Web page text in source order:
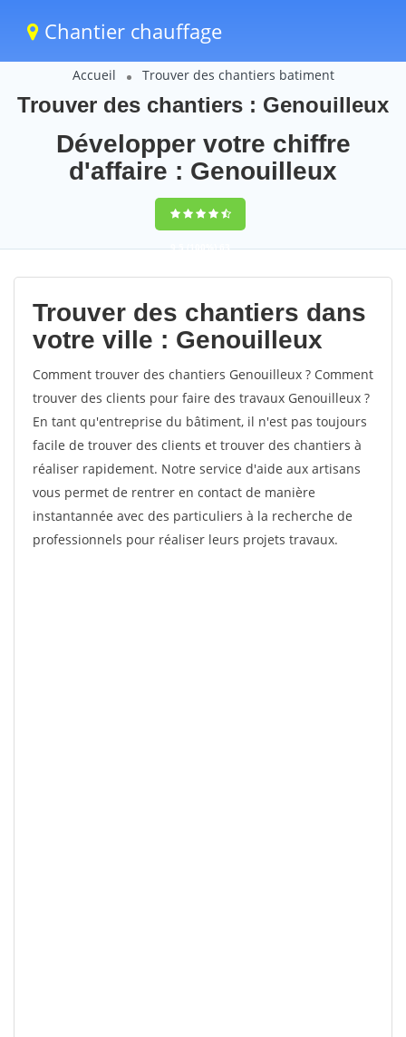
Chantier chauffage
Accueil Trouver des chantiers batiment
Trouver des chantiers : Genouilleux
Développer votre chiffre
d'affaire : Genouilleux
9,5(100%)63
votes
Trouver des chantiers dans
votre ville : Genouilleux
Comment trouver des chantiers Genouilleux ? Comment
trouver des clients pour faire des travaux Genouilleux ?
En tant qu'entreprise du bâtiment, il n'est pas toujours
facile de trouver des clients et trouver des chantiers à
réaliser rapidement. Notre service d'aide aux artisans
vous permet de rentrer en contact de manière
instantannée avec des particuliers à la recherche de
professionnels pour réaliser leurs projets travaux.